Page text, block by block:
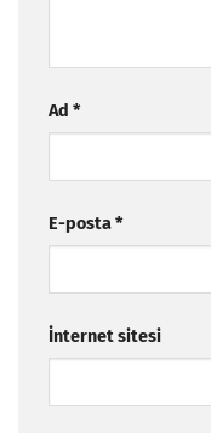
Ad *
E-posta*
İnternet sitesi